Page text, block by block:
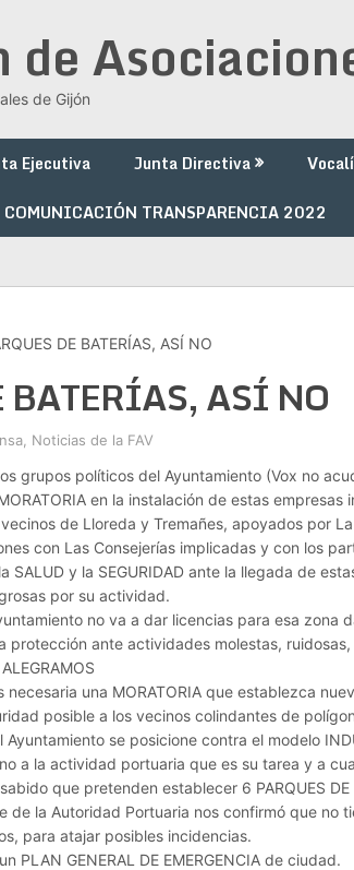
de
de Gijón
Ejecutiva Junta Directiva
COMUNICACIÓN TRANSPARENCIA 2022
DE BATERÍAS, ASÍ NO
BATERÍAS, ASÍ NO
Noticias de la FAV
grupos políticos del Ayuntamiento (Vox no
en la instalación de estas empresas
de Lloreda y Tremañes, apoyados por La
con Las Consejerías implicadas y con los
SALUD y la SEGURIDAD ante la llegada de
por su actividad.
no va a dar licencias para esa zona
protección ante actividades molestas,
una MORATORIA que establezca
posible a los vecinos colindantes de
Ayuntamiento se posicione contra el modelo
a la actividad portuaria que es su tarea y a
que pretenden establecer 6 PARQUES DE
de la Autoridad Portuaria nos confirmó que no
para atajar posibles incidencias.
PLAN GENERAL DE EMERGENCIA de ciudad.